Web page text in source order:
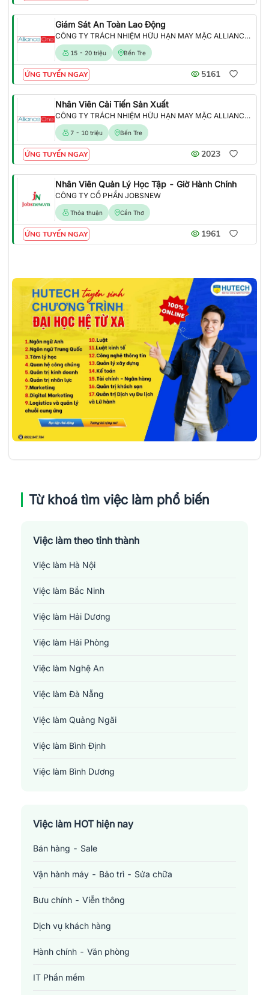
Giám Sát An Toàn Lao Động
CÔNG TY TRÁCH NHIỆM HỮU HẠN MAY MẶC ALLIANCE ONE
15 - 20 triệu Bến Tre
ỨNG TUYỂN NGAY 5161
Nhân Viên Cải Tiến Sản Xuất
CÔNG TY TRÁCH NHIỆM HỮU HẠN MAY MẶC ALLIANCE ONE
7 - 10 triệu Bến Tre
ỨNG TUYỂN NGAY 2023
Nhân Viên Quản Lý Học Tập - Giờ Hành Chính
CÔNG TY CỔ PHẦN JOBSNEW
Thỏa thuận Cần Thơ
ỨNG TUYỂN NGAY 1961
Từ khoá tìm việc làm phổ biến
Việc làm theo tỉnh thành
Việc làm Hà Nội
Việc làm Bắc Ninh
Việc làm Hải Dương
Việc làm Hải Phòng
Việc làm Nghệ An
Việc làm Đà Nẵng
Việc làm Quảng Ngãi
Việc làm Bình Định
Việc làm Bình Dương
Việc làm TP. Hồ Chí Minh
Việc làm Cần Thơ
Việc làm HOT hiện nay
Bán hàng - Sale
Vận hành máy - Bảo trì - Sửa chữa
Bưu chính - Viễn thông
Dịch vụ khách hàng
Hành chính - Văn phòng
IT Phần mềm